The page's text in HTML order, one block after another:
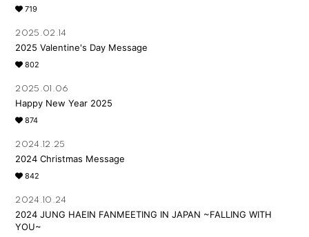
719
2025.02.14
2025 Valentine's Day Message
802
2025.01.06
Happy New Year 2025
874
2024.12.25
2024 Christmas Message
842
2024.10.24
2024 JUNG HAEIN FANMEETING IN JAPAN ~FALLING WITH
YOU~